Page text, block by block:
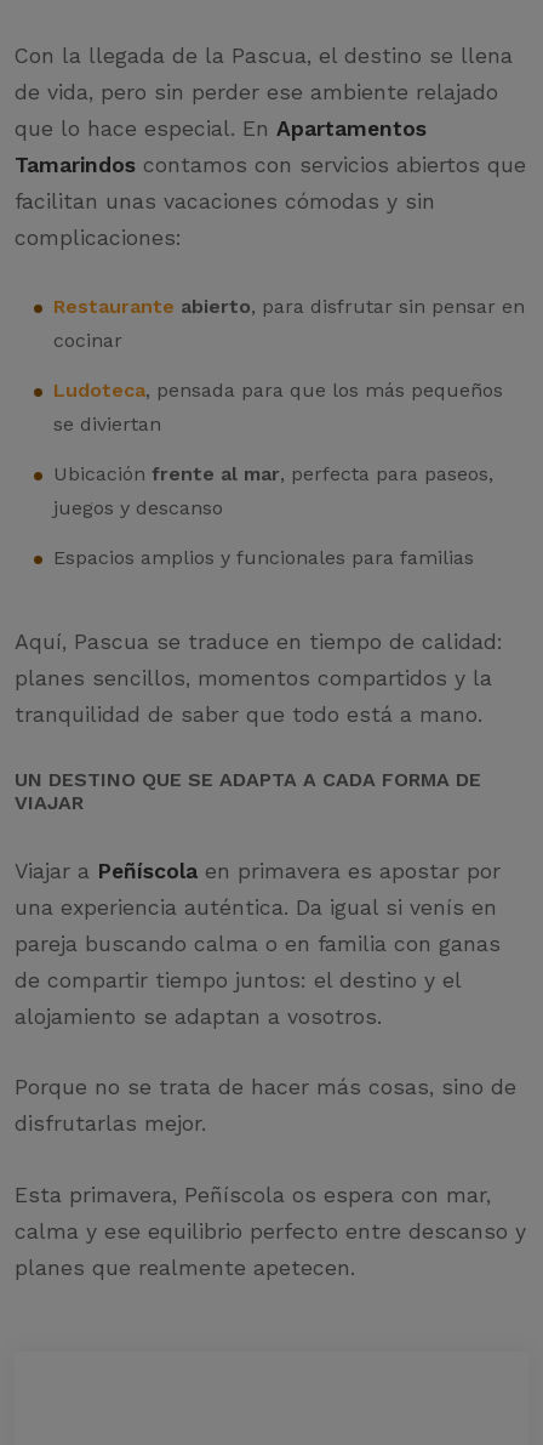
Con la llegada de la Pascua, el destino se llena
de vida, pero sin perder ese ambiente relajado
que lo hace especial. En Apartamentos
Tamarindos contamos con servicios abiertos que
facilitan unas vacaciones cómodas y sin
complicaciones:
Restaurante abierto, para disfrutar sin pensar en
cocinar
Ludoteca, pensada para que los más pequeños
se diviertan
Ubicación frente al mar, perfecta para paseos,
juegos y descanso
Espacios amplios y funcionales para familias
Aquí, Pascua se traduce en tiempo de calidad:
planes sencillos, momentos compartidos y la
tranquilidad de saber que todo está a mano.
UN DESTINO QUE SE ADAPTA A CADA FORMA DE
VIAJAR
Viajar a Peñíscola en primavera es apostar por
una experiencia auténtica. Da igual si venís en
pareja buscando calma o en familia con ganas
de compartir tiempo juntos: el destino y el
alojamiento se adaptan a vosotros.
Porque no se trata de hacer más cosas, sino de
disfrutarlas mejor.
Esta primavera, Peñíscola os espera con mar,
calma y ese equilibrio perfecto entre descanso y
planes que realmente apetecen.